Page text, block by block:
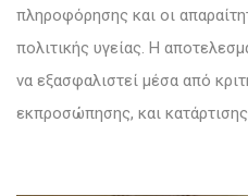
πληροφόρησης και οι
πολιτικής υγείας. Η
να εξασφαλιστεί μέσα από
εκπροσώπησης, και